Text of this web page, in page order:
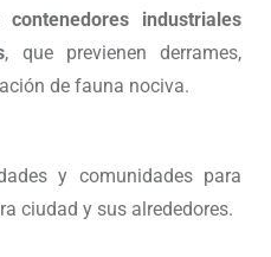
contenedores industriales
, que previenen derrames,
de fauna nociva.
y comunidades para
ciudad y sus alrededores.